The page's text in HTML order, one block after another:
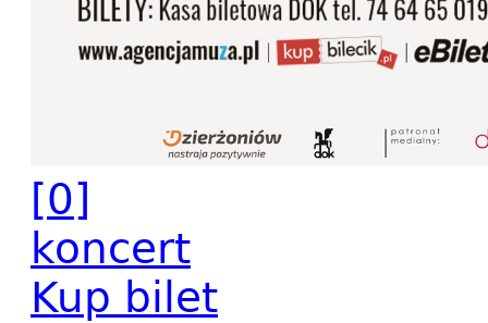
[0]
koncert
Kup bilet